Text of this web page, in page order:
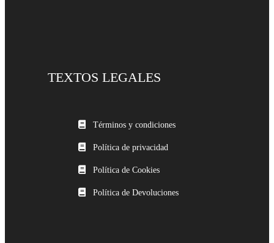
TEXTOS LEGALES
Términos y condiciones
Política de privacidad
Política de Cookies
Política de Devoluciones